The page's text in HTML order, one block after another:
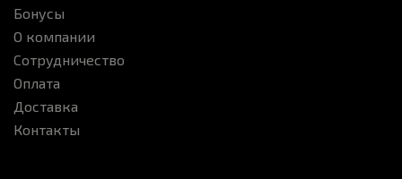
Бонусы
О компании
Сотрудничество
Оплата
Доставка
Контакты